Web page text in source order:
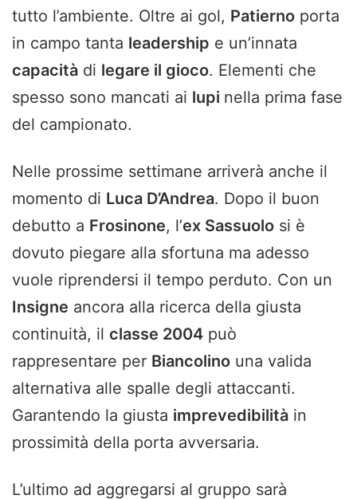
tutto l’ambiente. Oltre ai gol, Patierno porta
in campo tanta leadership e un’innata
capacità di legare il gioco. Elementi che
spesso sono mancati ai lupi nella prima fase
del campionato.
Nelle prossime settimane arriverà anche il
momento di Luca D’Andrea. Dopo il buon
debutto a Frosinone, l’ex Sassuolo si è
dovuto piegare alla sfortuna ma adesso
vuole riprendersi il tempo perduto. Con un
Insigne ancora alla ricerca della giusta
continuità, il classe 2004 può
rappresentare per Biancolino una valida
alternativa alle spalle degli attaccanti.
Garantendo la giusta imprevedibilità in
prossimità della porta avversaria.
L’ultimo ad aggregarsi al gruppo sarà